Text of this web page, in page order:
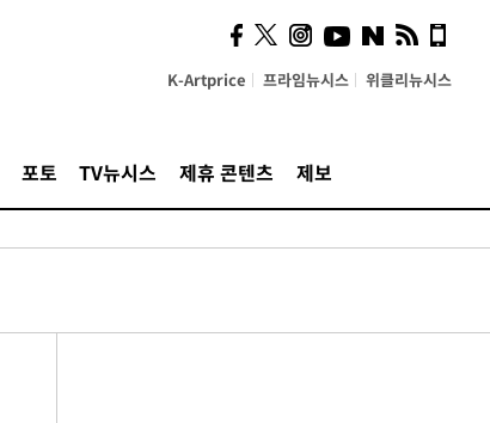
K-Artprice 프라임뉴시스 위클리뉴시스
포토 TV뉴시스 제휴 콘텐츠 제보
시, 스마트폰 액세서리에
NFC 더했다